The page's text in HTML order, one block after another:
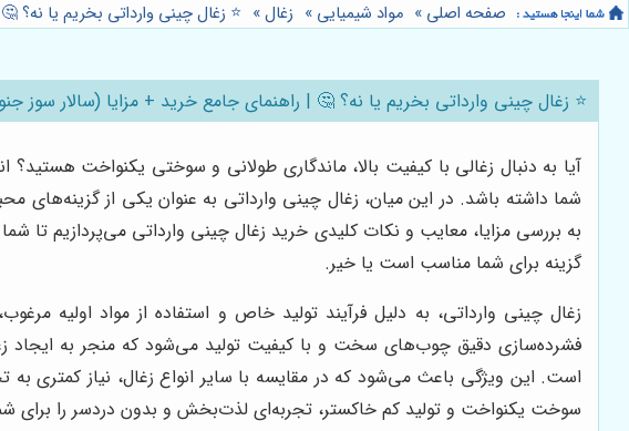
صفحه اصلی » مواد شیمیایی » زغال» ⭐️ زغال چینی وارداتی بخریم یا نه؟
⭐️ زغال چینی وارداتی بخریم یا نه؟ 🤔 | راهنمای جامع خرید + مزایا (سالار سوز
آیا به دنبال زغالی با کیفیت بالا، ماندگاری طولانی و سوختی یکنواخت
شما داشته باشد. در این میان، زغال چینی وارداتی به عنوان یکی از گزینه‌های
به بررسی مزایا، معایب و نکات کلیدی خرید زغال چینی وارداتی می‌پردازیم تا
گزینه برای شما مناسب است یا خیر.
زغال چینی وارداتی، به دلیل فرآیند تولید خاص و استفاده از مواد اولیه
فشرده‌سازی دقیق چوب‌های سخت و با کیفیت تولید می‌شود که منجر به ایجاد
است. این ویژگی باعث می‌شود که در مقایسه با سایر انواع زغال، نیاز کمتری
سوخت یکنواخت و تولید کم خاکستر، تجربه‌ای لذت‌بخش و بدون دردسر را برای